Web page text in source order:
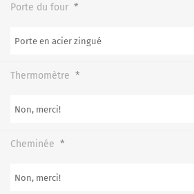
Porte du four *
Thermomètre *
Cheminée *